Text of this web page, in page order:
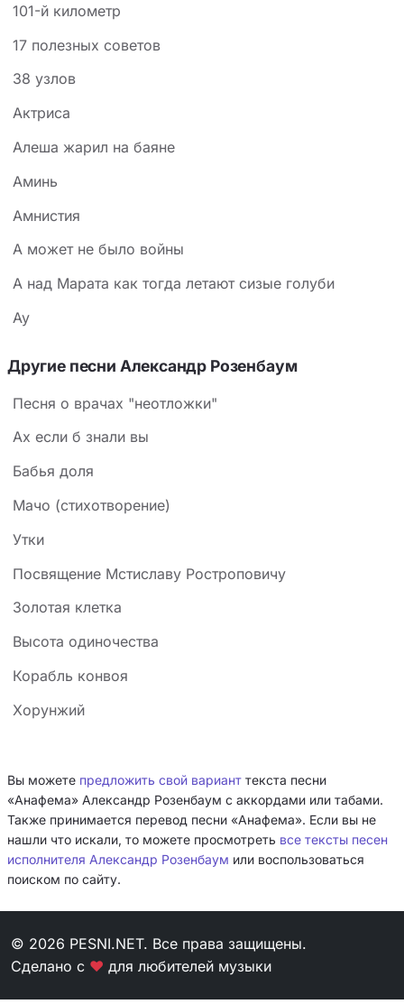
101-й километр
17 полезных советов
38 узлов
Актриса
Алеша жарил на баяне
Аминь
Амнистия
А может не было войны
А над Марата как тогда летают сизые голуби
Ау
Другие песни Александр Розенбаум
Песня о врачах "неотложки"
Ах если б знали вы
Бабья доля
Мачо (стихотворение)
Утки
Посвящение Мстиславу Ростроповичу
Золотая клетка
Высота одиночества
Корабль конвоя
Хорунжий
Вы можете предложить свой вариант текста песни
«Анафема» Александр Розенбаум с аккордами или табами.
Также принимается перевод песни «Анафема». Если вы не
нашли что искали, то можете просмотреть все тексты песен
исполнителя Александр Розенбаум или воспользоваться
поиском по сайту.
© 2026 PESNI.NET. Все права защищены.
Сделано с ❤ для любителей музыки